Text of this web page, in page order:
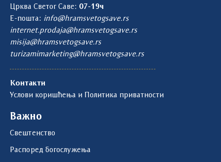
Црква Светог Саве: 07-19ч
Е-пошта: info@hramsvetogsave.rs
internet.prodaja@hramsvetogsave.rs
misija@hramsvetogsave.rs
turizamimarketing@hramsvetogsave.rs
Контакти
Услови коришћења и Политика приватности
Важно
Свештенство
Распоред богослужења